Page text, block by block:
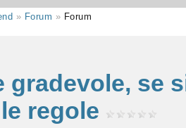
» Forum » Forum
gradevole, se
regole